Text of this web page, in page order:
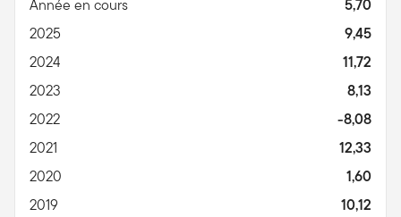
Année en cours
5,70
2025
9,45
2024
11,72
2023
8,13
2022
-8,08
2021
12,33
2020
1,60
2019
10,12